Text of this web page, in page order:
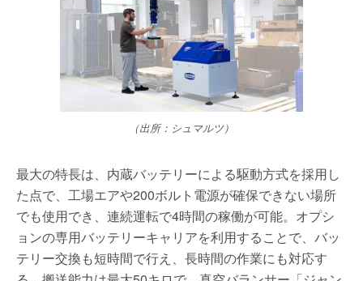
（出所：シュマルツ）
最大の特長は、内蔵バッテリーによる駆動方式を採用し
た点で、工場エアや200ボルト電源が確保できない場所
でも使用でき、連続運転で4時間の稼働が可能。オプシ
ョンの専用バッテリーキャリアを利用することで、バッ
テリー交換も短時間で行え、長時間の作業にも対応す